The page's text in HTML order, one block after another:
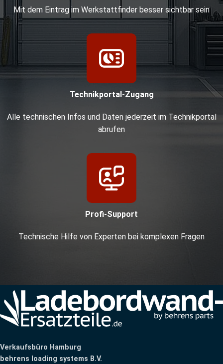
Mit dem Eintrag im Werkstattfinder besser sichtbar sein
Technikportal-Zugang
Alle technischen Infos und Daten jederzeit im Technikportal
abrufen
Profi-Support
Technische Hilfe von Experten bei komplexen Fragen
Verkaufsbüro Hamburg
behrens loading systems B.V.